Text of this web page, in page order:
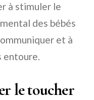
à stimuler le
des bébés
et à
entoure.
le toucher